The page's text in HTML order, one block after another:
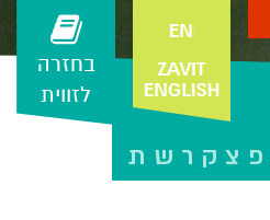
בחזרה
לזווית
פ צ ק ר ש ת